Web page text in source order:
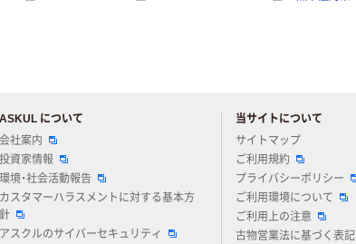
ASKUL について
会社案内
投資家情報
環境・社会活動報告
カスタマーハラスメントに対する基本方
針
アスクルのサイバーセキュリティ
当サイトについて
サイトマップ
ご利用規約
プライバシーポリシー
ご利用環境について
ご利用上の注意
古物営業法に基づく表記